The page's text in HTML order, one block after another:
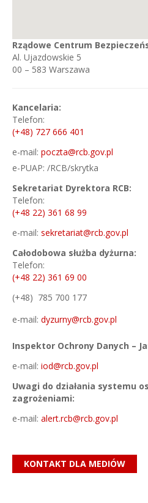
Rządowe Centrum
Al. Ujazdowskie 5
00 – 583 Warszawa
Kancelaria:
Telefon:
(+48) 727 666 401
e-mail: poczta@rcb.gov.pl
e-PUAP: /RCB/skrytka
Sekretariat Dyrektora RCB:
Telefon:
(+48 22) 361 68 99
e-mail: sekretariat@rcb.gov.pl
Całodobowa służba dyżurna:
Telefon:
(+48 22) 361 69 00
(+48) 785 700 177
e-mail: dyzurny@rcb.gov.pl
Inspektor Ochrony Danych –
e-mail: iod@rcb.gov.pl
Uwagi do działania systemu
zagrożeniami:
e-mail: alert.rcb@rcb.gov.pl
KONTAKT DLA MEDIÓW